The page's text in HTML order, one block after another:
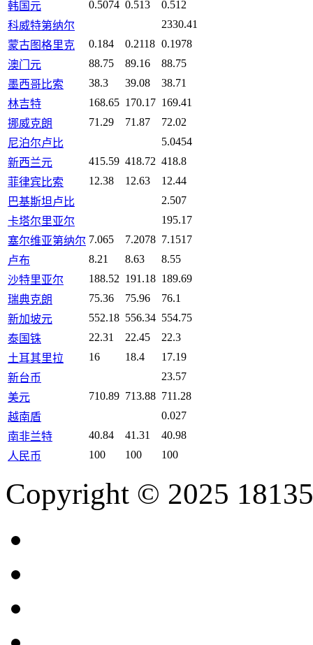
韩国元 0.5074 0.513
0.512
科威特第纳尔
2330.41
蒙古图格里克
0.184 0.2118 0.1978
澳门元
88.75 89.16
88.75
墨西哥比索
38.3 39.08
38.71
林吉特
168.65 170.17 169.41
挪威克朗
71.29 71.87
72.02
尼泊尔卢比
5.0454
新西兰元
415.59 418.72 418.8
菲律宾比索
12.38 12.63
12.44
巴基斯坦卢比
2.507
卡塔尔里亚尔
195.17
塞尔维亚第纳尔 7.065 7.2078 7.1517
卢布
8.21 8.63
8.55
沙特里亚尔
188.52 191.18 189.69
瑞典克朗
75.36 75.96
76.1
新加坡元
552.18 556.34 554.75
泰国铢
22.31 22.45
22.3
土耳其里拉
16 18.4
17.19
新台币
23.57
美元
710.89 713.88 711.28
越南盾
0.027
南非兰特
40.84 41.31
40.98
人民币
100 100 100
Copyright © 2025